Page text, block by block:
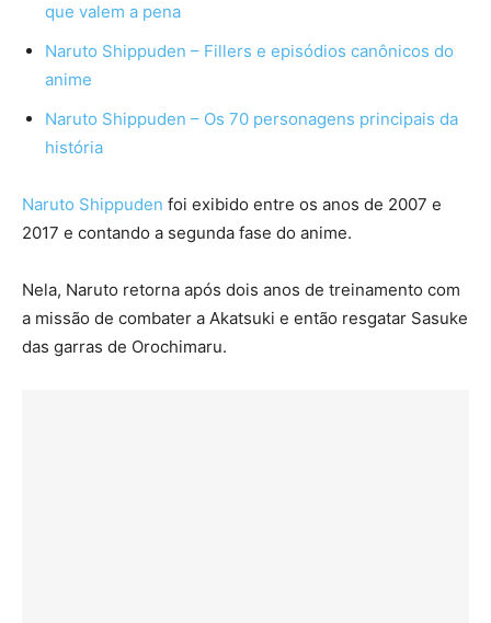
que valem a pena
Naruto Shippuden – Fillers e episódios canônicos do
anime
Naruto Shippuden – Os 70 personagens principais da
história
Naruto Shippuden foi exibido entre os anos de 2007 e
2017 e contando a segunda fase do anime.
Nela, Naruto retorna após dois anos de treinamento com
a missão de combater a Akatsuki e então resgatar Sasuke
das garras de Orochimaru.